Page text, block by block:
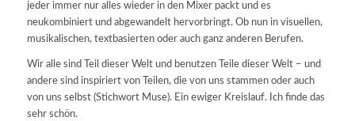
jeder immer nur alles wieder in den Mixer packt und es
neukombiniert und abgewandelt hervorbringt. Ob nun in visuellen,
musikalischen, textbasierten oder auch ganz anderen Berufen.
Wir alle sind Teil dieser Welt und benutzen Teile dieser Welt – und
andere sind inspiriert von Teilen, die von uns stammen oder auch
von uns selbst (Stichwort Muse). Ein ewiger Kreislauf. Ich finde das
sehr schön.